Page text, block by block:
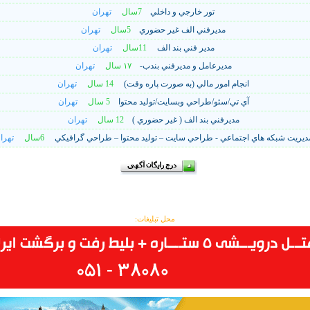
تور خارجي و داخلي 7سال
تهران
مديرفني الف غير حضوري 5سال
تهران
مدير فني بند الف 11سال
تهران
مديرعامل و مديرفني بندب-۱۷ سال
تهران
انجام امور مالي (به صورت پاره وقت) 14 سال
تهران
آي تي/سئو/طراحي وبسايت/توليد محتوا5 سال
تهران
مديرفني بند الف ( غير حضوري )12 سال
تهران
شبکه هاي اجتماعي - طراحي سايت – توليد محتوا – طراحي گرافيکي6سال
محل تبلیغات: